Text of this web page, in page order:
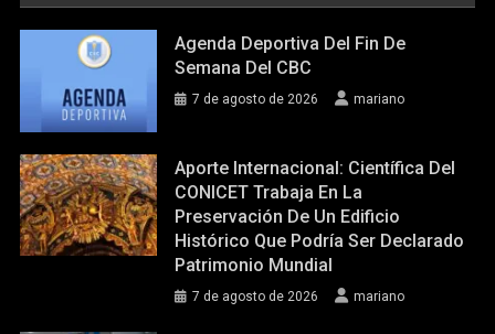
Agenda Deportiva Del Fin De
Semana Del CBC
7 de agosto de 2026 mariano
Aporte Internacional: Científica Del
CONICET Trabaja En La
Preservación De Un Edificio
Histórico Que Podría Ser Declarado
Patrimonio Mundial
7 de agosto de 2026 mariano